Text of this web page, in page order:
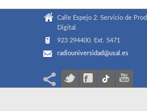
Calle Espejo 2. Servicio de
Digital.
923 294400. Ext. 5471
radiouniversidad@usal.es